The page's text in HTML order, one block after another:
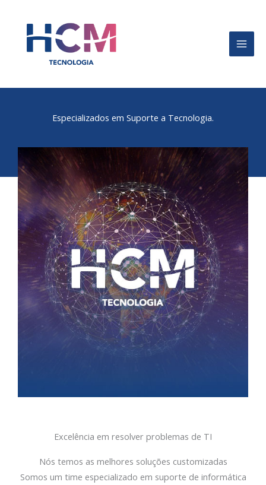
conteúdo
Especializados em Suporte a Tecnologia.
Excelência em resolver problemas de TI
Nós temos as melhores soluções customizadas
Somos um time especializado em suporte de informática